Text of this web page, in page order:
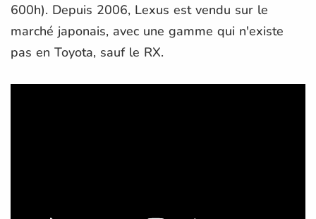
600h). Depuis 2006, Lexus est vendu sur le
marché japonais, avec une gamme qui n'existe
pas en Toyota, sauf le RX.